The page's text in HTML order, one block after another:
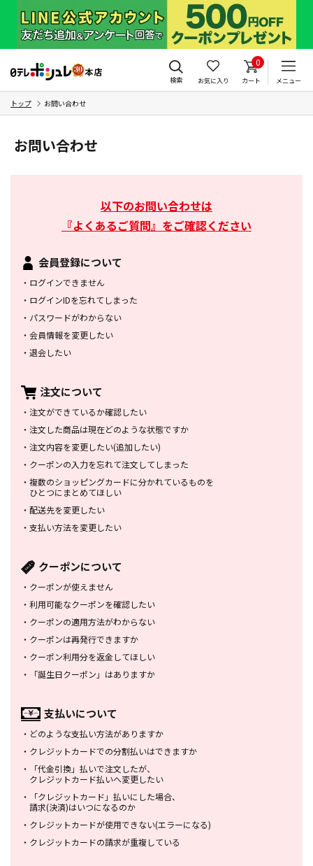
検索 お気に入り
0
カート メニュー
トップ お問い合わせ
お問い合わせ
以下のお問い合わせは
『よくあるご質問』をご確認ください
会員登録について
・ ログインできません
・ ログインIDを忘れてしまった
・ パスワードがわからない
・ 会員情報を変更したい
・ 退会したい
注文について
・ 注文ができているか確認したい
・ 注文した商品は現在どのような状態ですか
・ 注文内容を変更したい(追加したい)
・ クーポンの入力を忘れて注文してしまった
・ 複数のショッピングカードに分かれているものを
ひとつにまとめてほしい
・ 配送先を変更したい
・ 支払い方法を変更したい
クーポンについて
・ クーポンが使えません
・ 利用可能なクーポンを確認したい
・ クーポンの適用方法がわからない
・ クーポンは再発行できますか
・ クーポン利用分を返金してほしい
・
「誕生日クーポン」はありますか
支払いについて
・ どのような支払い方法がありますか
・ クレジットカードでの分割払いはできますか
・
「代金引換」払いで注文したが、
クレジットカード払いへ変更したい
・
「クレジットカード」払いにした場合、
請求(決済)はいつになるのか
・ クレジットカードが使用できない(エラーになる)
・ クレジットカードの請求が重複している